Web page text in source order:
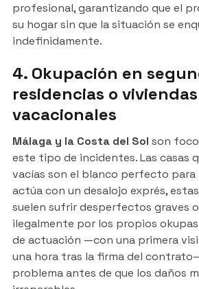
profesional, garantizando que el
su hogar sin que la situación se
indefinidamente.
4. Okupación en
residencias o viviendas
vacacionales
Málaga y la Costa del Sol son
este tipo de incidentes. Las casas
vacías son el blanco perfecto para
actúa con un desalojo exprés,
suelen sufrir desperfectos graves
ilegalmente por los propios
de actuación —con una primera
una hora tras la firma del
problema antes de que los daños